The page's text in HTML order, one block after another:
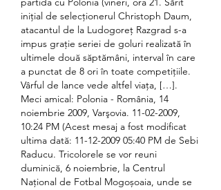
inițial de selecționerul Christoph Daum,
atacantul de la Ludogoreț Razgrad s-a
impus grație seriei de goluri realizată în
ultimele două săptămâni, interval în care
a punctat de 8 ori în toate competițiile.
Vârful de lance vede altfel viața, […].
Meci amical: Polonia - România, 14
noiembrie 2009, Varşovia. 11-02-2009,
10:24 PM (Acest mesaj a fost modificat
ultima dată: 11-12-2009 05:40 PM de Sebi
Raducu. Tricolorele se vor reuni
duminică, 6 noiembrie, la Centrul
Național de Fotbal Mogoșoaia, unde se